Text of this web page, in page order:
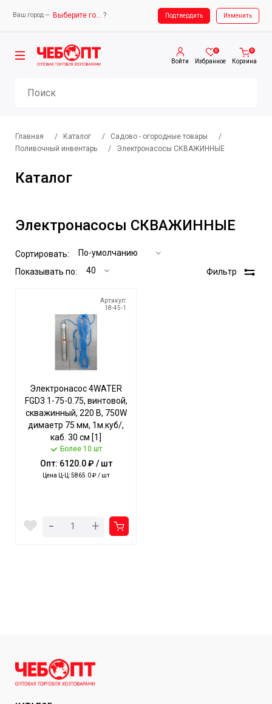
Ваш город — Выберите город ? Подтвердить Изменить
Ваш город — Выберите город
Войти
0
Избранное
0
Корзина
Главная / Каталог / Садово - огородные товары
/
Поливочный инвентарь
/ Электронасосы СКВАЖИННЫЕ
Каталог
Электронасосы СКВАЖИННЫЕ
Сортировать:
Показывать по:
Фильтр
Артикул:
18-45-1
Электронасос 4WATER
FGD3 1-75-0.75, винтовой,
скважинный, 220 В, 750W
димаетр 75 мм, 1м.куб/,
каб. 30 см [1]
Более 10 шт
Опт: 6120.0 ₽ / шт
Цена Ц-Ц: 5865.0 ₽ / шт
- +